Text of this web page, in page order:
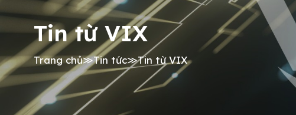
Tin từ VIX
Trang chủ≫Tin tức≫Tin từ VIX